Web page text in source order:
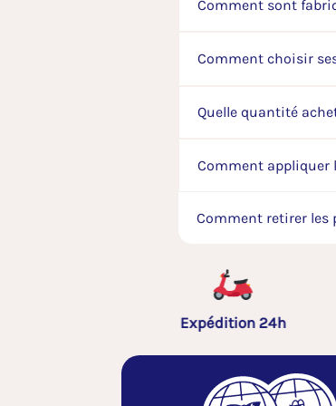
Comment sont
Comment choisir
Quelle quantité
Comment appliquer
Comment retirer les
Livraison offerte 40€*